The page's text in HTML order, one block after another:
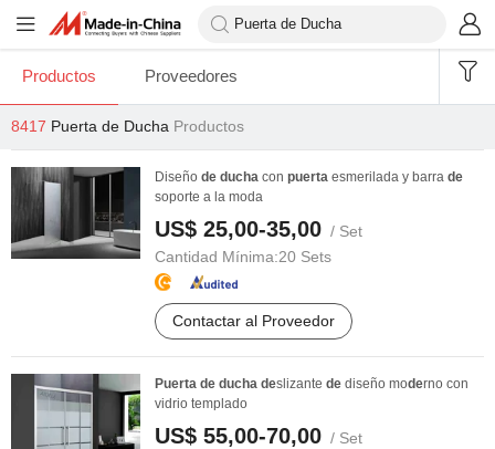
Productos Proveedores
8417 Puerta de Ducha Productos
Diseño de ducha con puerta esmerilada y barra de
soporte a la moda
US$ 25,00-35,00 / Set
Cantidad Mínima:20 Sets
Contactar al Proveedor
Puerta de ducha deslizante de diseño moderno con
vidrio templado
US$ 55,00-70,00 / Set